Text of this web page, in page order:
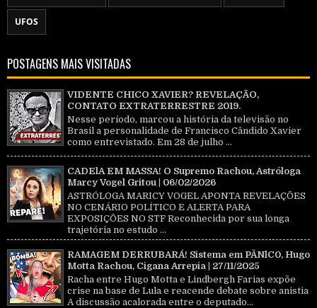
UFOS
POSTAGENS MAIS VISITADAS
VIDENTE CHICO XAVIER? REVELAÇÃO,
CONTATO EXTRATERRESTRE 2019.
Nesse período, marcou a história da televisão no
Brasil a personalidade de Francisco Cândido Xavier
como entrevistado. Em 28 de julho ...
CADElA EM MASSA! O Supremo Rachou, Astróloga
Marcy Vogel Gritou | 06/02/2026
ASTRÓLOGA MARICY VOGEL APONTA REVELAÇÕES
NO CENÁRIO POLÍTICO E ALERTA PARA
EXPOSIÇÕES NO STF Reconhecida por sua longa
trajetória no estudo ...
RAMAGEM DERRUBARÁ! Sistema em PÂNlC0, Hugo
Motta Rachou, Cigana Arrepia | 27/11/2025
Racha entre Hugo Motta e Lindbergh Farias expõe
crise na base de Lula e reacende debate sobre anistia
A discussão acalorada entre o deputado...